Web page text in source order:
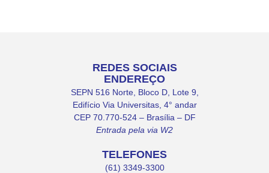
REDES SOCIAIS
ENDEREÇO
SEPN 516 Norte, Bloco D, Lote 9,
Edifício Via Universitas, 4° andar
CEP 70.770-524 – Brasília – DF
Entrada pela via W2
TELEFONES
(61) 3349-3300